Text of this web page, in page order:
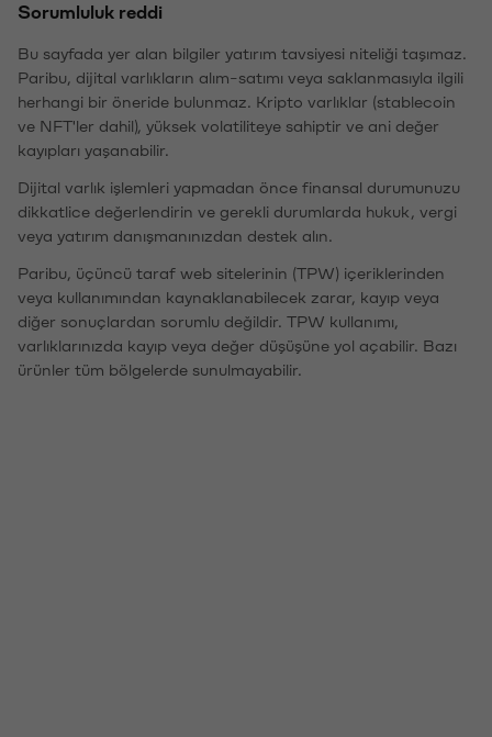
Sorumluluk reddi
Bu sayfada yer alan bilgiler yatırım tavsiyesi niteliği taşımaz.
Paribu, dijital varlıkların alım-satımı veya saklanmasıyla ilgili
herhangi bir öneride bulunmaz. Kripto varlıklar (stablecoin
ve NFT'ler dahil), yüksek volatiliteye sahiptir ve ani değer
kayıpları yaşanabilir.
Dijital varlık işlemleri yapmadan önce finansal durumunuzu
dikkatlice değerlendirin ve gerekli durumlarda hukuk, vergi
veya yatırım danışmanınızdan destek alın.
Paribu, üçüncü taraf web sitelerinin (TPW) içeriklerinden
veya kullanımından kaynaklanabilecek zarar, kayıp veya
diğer sonuçlardan sorumlu değildir. TPW kullanımı,
varlıklarınızda kayıp veya değer düşüşüne yol açabilir. Bazı
ürünler tüm bölgelerde sunulmayabilir.